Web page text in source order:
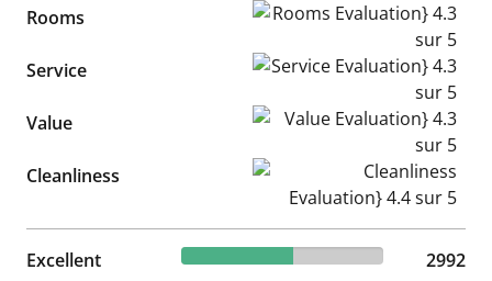
Rooms Rooms Evaluation} 4.3 sur 5
Service Service Evaluation} 4.3 sur 5
Value Value Evaluation} 4.3 sur 5
Cleanliness Cleanliness Evaluation} 4.4
Excellent 55.14% reviewed Excellent
2992 reviews
2992